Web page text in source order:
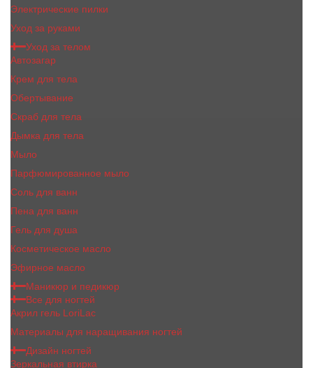
Электрические пилки
Уход за руками
Уход за телом
Автозагар
Крем для тела
Обертывание
Скраб для тела
Дымка для тела
Мыло
Парфюмированное мыло
Соль для ванн
Пена для ванн
Гель для душа
Косметическое масло
Эфирное масло
Маникюр и педикюр
Все для ногтей
Акрил гель LoriLac
Материалы для наращивания ногтей
Дизайн ногтей
Зеркальная втирка